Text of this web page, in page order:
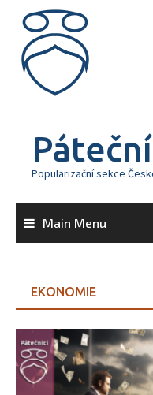
content
Popularizační sekce
Main Menu
EKONOMIE